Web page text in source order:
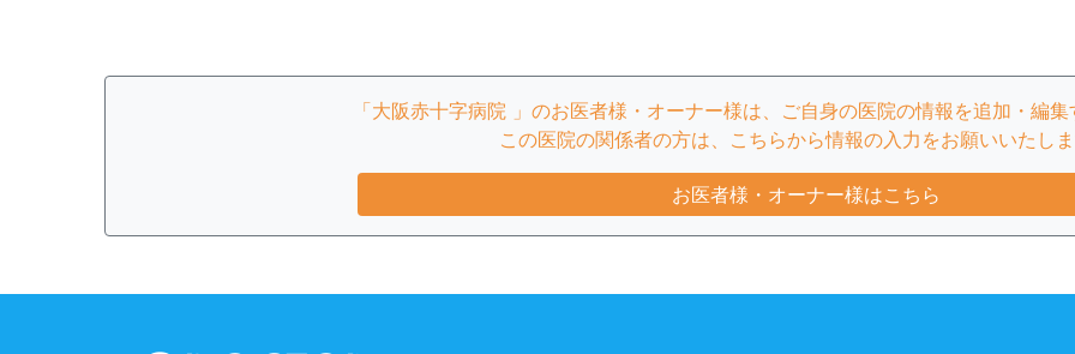
「大阪赤十字病院 」のお医者様・オーナー様は、ご自身の医院の情報を追加・編集
この医院の関係者の方は、こちらから情報の入力をお願いいたしま
お医者様・オーナー様はこちら